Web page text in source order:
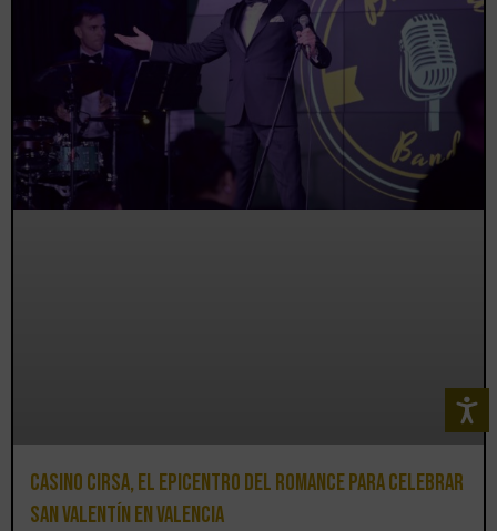
Casino CIRSA, el epicentro del romance para celebrar
San Valentín en Valencia